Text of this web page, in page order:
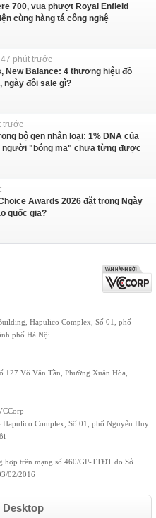
700, vua phượt Royal Enfield
cùng hàng tá công nghệ
phút trước
New Balance: 4 thương hiệu đồ
ngày đôi sale gì?
trước
bộ gen nhân loại: 1% DNA của
người "bóng ma" chưa từng được
Awards 2026 đặt trong Ngày
quốc gia?
Hapulico Complex, Số 01, phố
phố Hà Nội
127 Võ Văn Tần, Phường Xuân Hòa,
Complex, Số 01, phố Nguyễn Huy
hợp trên mạng số 460/GP-TTĐT do Sở
02/2016
Desktop